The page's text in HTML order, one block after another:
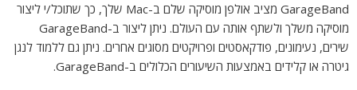
GarageBand מציב אולפן מוסיקה שלם ב-Mac שלך, כך שתוכל/י ליצור
מוסיקה משלך ולשתף אותה עם העולם. ניתן ליצור ב-GarageBand
שירים, נעימונים, פודקאסטים ופרויקטים מסוגים אחרים. ניתן גם ללמוד לנגן
גיטרה או קלידים באמצעות השיעורים הכלולים ב-GarageBand.